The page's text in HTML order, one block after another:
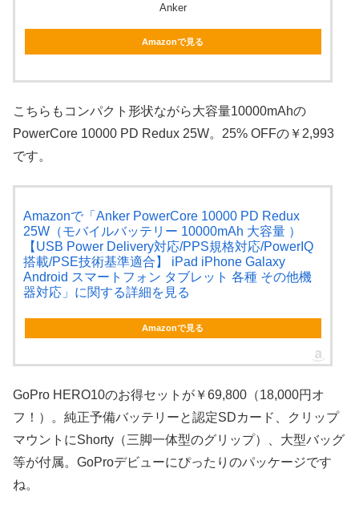
Anker
Amazonで見る
こちらもコンパクト形状ながら大容量10000mAhの
PowerCore 10000 PD Redux 25W。25% OFFの￥2,993
です。
Amazonで「Anker PowerCore 10000 PD Redux
25W（モバイルバッテリー 10000mAh 大容量 ）
【USB Power Delivery対応/PPS規格対応/PowerIQ
搭載/PSE技術基準適合】 iPad iPhone Galaxy
Android スマートフォン タブレット 各種 その他機
器対応」に関する詳細を見る
Amazonで見る
GoPro HERO10のお得セットが￥69,800（18,000円オ
フ！）。純正予備バッテリーと認定SDカード、クリップ
マウントにShorty（三脚一体型のグリップ）、大型バッグ
等が付属。GoProデビューにぴったりのパッケージです
ね。